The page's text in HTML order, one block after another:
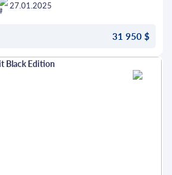
27.01.2025
31 950 $
ЗАЯВКУ